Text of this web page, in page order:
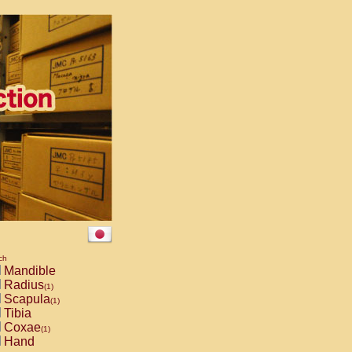
Mandible
Radius(1)
Scapula(1)
Tibia
Coxae(1)
Hand